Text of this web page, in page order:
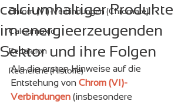
Chrom (VI)-Verbindungen (Chromate)
Calciumoxid
Redaktion
Recherche (Historie)
calciumhaltiger Produkte
im energieerzeugenden
Sektor und ihre Folgen
Als die ersten Hinweise auf die
Entstehung von Chrom (VI)-
Verbindungen (insbesondere